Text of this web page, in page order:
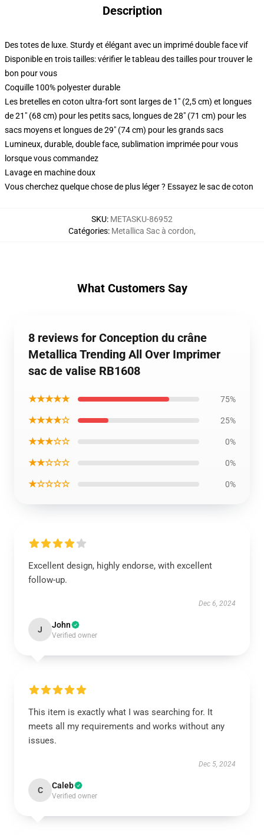
Description
Des totes de luxe. Sturdy et élégant avec un imprimé double face vif
Disponible en trois tailles: vérifier le tableau des tailles pour trouver le
bon pour vous
Coquille 100% polyester durable
Les bretelles en coton ultra-fort sont larges de 1" (2,5 cm) et longues
de 21" (68 cm) pour les petits sacs, longues de 28" (71 cm) pour les
sacs moyens et longues de 29" (74 cm) pour les grands sacs
Lumineux, durable, double face, sublimation imprimée pour vous
lorsque vous commandez
Lavage en machine doux
Vous cherchez quelque chose de plus léger ? Essayez le sac de coton
SKU: METASKU-86952
Catégories: Metallica Sac à cordon,
What Customers Say
8 reviews for Conception du crâne
Metallica Trending All Over Imprimer
sac de valise RB1608
★★★★★ 75%
★★★★☆ 25%
★★★☆☆ 0%
★★☆☆☆ 0%
★☆☆☆☆ 0%
Excellent design, highly endorse, with excellent
follow-up.
Dec 6, 2024
J John
Verified owner
This item is exactly what I was searching for. It
meets all my requirements and works without any
issues.
Dec 5, 2024
C Caleb
Verified owner